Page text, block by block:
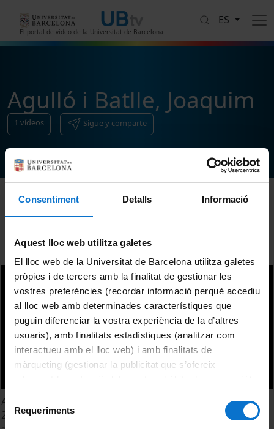
Consentiment Detalls Informació
Aquest lloc web utilitza galetes
El lloc web de la Universitat de Barcelona utilitza galetes
pròpies i de tercers amb la finalitat de gestionar les
vostres preferències (recordar informació perquè accediu
al lloc web amb determinades característiques que
puguin diferenciar la vostra experiència de la d’altres
usuaris), amb finalitats estadístiques (analitzar com
interactueu amb el lloc web) i amb finalitats de
màrqueting (gestionar la publicitat que s’ofereix
consultar laPolítica de galetes del lloc web de la
Selecció
de Requeriments
El portal de vídeo de la Universitat de Barcelona
ES
Agulló i Batlle, Joaquim
1 vídeos Sigue y comparte
Ordenar
Acte de lliurament dels premis de les XX Proves Cangur
2015